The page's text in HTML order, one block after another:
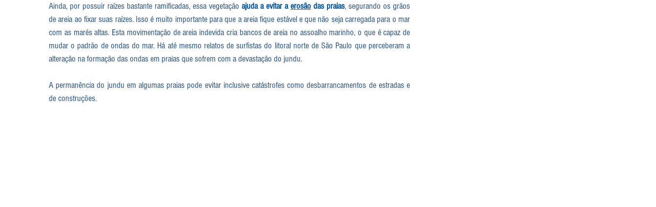
Ainda, por possuir raízes bastante ramificadas, essa vegetação ajuda a evitar a erosão das praias, segurando os grãos
de areia ao fixar suas raízes. Isso é muito importante para que a areia fique estável e que não seja carregada para o mar
com as marés altas. Esta movimentação de areia indevida cria bancos de areia no assoalho marinho, o que é capaz de
mudar o padrão de ondas do mar. Há até mesmo relatos de surfistas do litoral norte de São Paulo que perceberam a
alteração na formação das ondas em praias que sofrem com a devastação do jundu.
A permanência do jundu em algumas praias pode evitar inclusive catástrofes como desbarrancamentos de estradas e
de construções.